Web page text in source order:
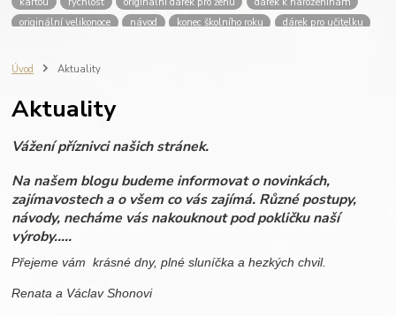
originální velikonoce
návod konec školního roku
dárek pro učitelku
fotografie do dřeva
dovolená
miminko
personalizace
svatba dárek pro ženu
Úvod Aktuality
Aktuality
Vážení příznivci našich stránek.
Na našem blogu budeme informovat o novinkách,
zajímavostech a o všem co vás zajímá. Různé postupy,
návody, necháme vás nakouknout pod pokličku naší
výroby.....
Přejeme vám krásné dny, plné sluníčka a hezkých chvil.
Renata a Václav Shonovi